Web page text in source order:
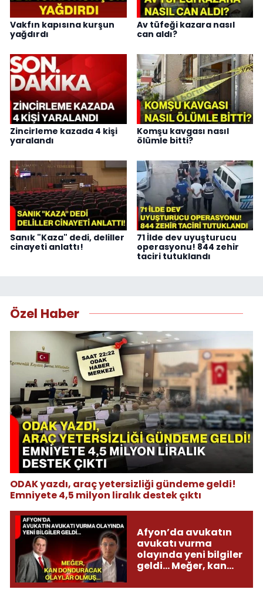
Vakfın kapısına kurşun
yağdırdı
Av tüfeği kazara nasıl
can aldı?
Zincirleme kazada 4 kişi
yaralandı
Komşu kavgası nasıl
ölümle bitti?
Sanık "Kaza" dedi, deliller
cinayeti anlattı!
71 İlde dev uyuşturucu
operasyonu! 844 zehir
taciri tutuklandı
Özel Haber
ODAK yazdı, araç yetersizliği gündeme geldi!
Emniyete 4,5 milyon liralık destek çıktı
Afyon’da avukatın
avukatı vurma
olayında yeni bilgiler
geldi... Meğer, kan
olmuş...